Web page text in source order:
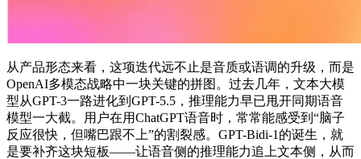
从产品形态来看，这项迭代远不止是音质或语调的升级，而是
OpenAI多模态战略中一块关键的拼图。过去几年，文本大模
型从GPT-3一路进化到GPT-5.5，推理能力早已甩开同期语音
模型一大截。用户在用ChatGPT语音时，常常能感受到“脑子
反应很快，但嘴巴跟不上”的割裂感。GPT-Bidi-1的诞生，就
是要补齐这块短板——让语音侧的推理能力追上文本侧，从而